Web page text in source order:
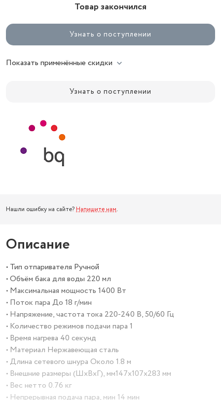
Товар закончился
Узнать о поступлении
Показать применённые скидки
Узнать о поступлении
Нашли ошибку на сайте? Напишите нам.
Описание
• Тип отпаривателя Ручной
• Объём бака для воды 220 мл
• Максимальная мощность 1400 Вт
• Поток пара До 18 г/мин
• Напряжение, частота тока 220-240 В, 50/60 Гц
• Количество режимов подачи пара 1
• Время нагрева 40 секунд
• Материал Нержавеющая сталь
• Длина сетевого шнура Около 1.8 м
• Внешние размеры (ШхВхГ), мм147x107x283 мм
• Вес нетто 0.76 кг
• Непрерывная подача пара, мин 14 мин